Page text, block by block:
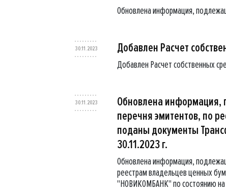
Обновлена информация,
30.11.2023 Добавлен Расчет
Добавлен Расчет собственных
30.11.2023
Обновлена информация,
перечня эмитентов, по
поданы документы
30.11.2023 г.
Обновлена информация,
реестрам владельцев ценных
"НОВИКОМБАНК" по состоянию на